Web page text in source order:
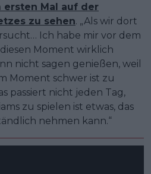
ersten Mal auf der
zu sehen. „Als wir dort
Ich habe mir vor dem
Moment wirklich
nicht sagen genießen, weil
Moment schwer ist zu
passiert nicht jeden Tag,
zu spielen ist etwas, das
nehmen kann.“